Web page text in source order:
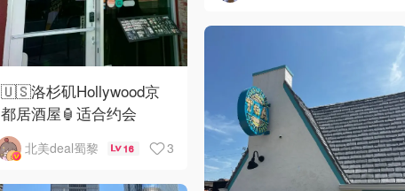
🇺🇸洛杉矶Hollywood京
都居酒屋🏮适合约会
北美deal蜀黎 16 3